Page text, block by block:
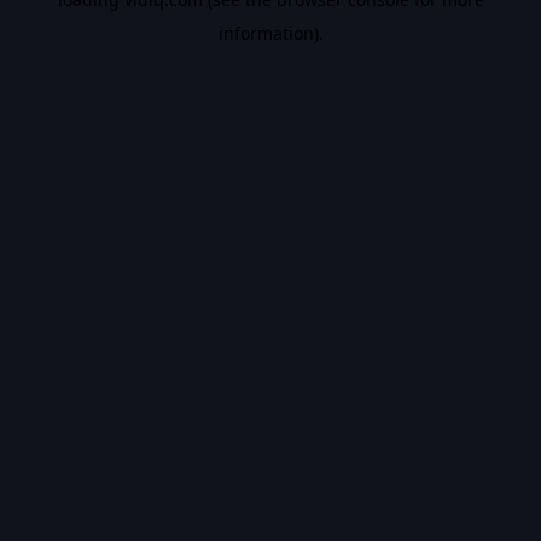
information).